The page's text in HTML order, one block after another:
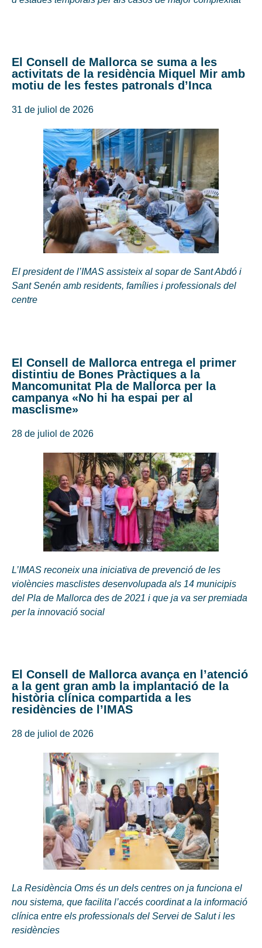
El Consell de Mallorca se suma a les
activitats de la residència Miquel Mir amb
motiu de les festes patronals d’Inca
31 de juliol de 2026
El president de l’IMAS assisteix al sopar de Sant Abdó i
Sant Senén amb residents, famílies i professionals del
centre
El Consell de Mallorca entrega el primer
distintiu de Bones Pràctiques a la
Mancomunitat Pla de Mallorca per la
campanya «No hi ha espai per al
masclisme»
28 de juliol de 2026
L’IMAS reconeix una iniciativa de prevenció de les
violències masclistes desenvolupada als 14 municipis
del Pla de Mallorca des de 2021 i que ja va ser premiada
per la innovació social
El Consell de Mallorca avança en l’atenció
a la gent gran amb la implantació de la
història clínica compartida a les
residències de l’IMAS
28 de juliol de 2026
La Residència Oms és un dels centres on ja funciona el
nou sistema, que facilita l’accés coordinat a la informació
clínica entre els professionals del Servei de Salut i les
residències